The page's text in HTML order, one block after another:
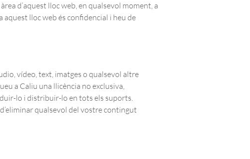
d’aquest lloc web, en qualsevol moment, a
lloc web és confidencial i heu de
vídeo, text, imatges o qualsevol altre
a Caliu una llicència no exclusiva,
lo i distribuir-lo en tots els suports.
qualsevol del vostre contingut